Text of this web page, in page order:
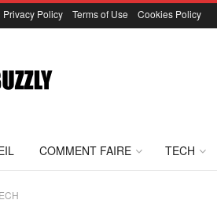
Privacy Policy Terms of Use Cookies Policy
COMMENT FAIRE TECH